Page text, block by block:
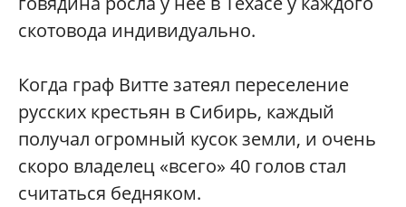
скотовода индивидуально.
Когда граф Витте затеял переселение
русских крестьян в Сибирь, каждый
получал огромный кусок земли, и очень
скоро владелец «всего» 40 голов стал
считаться бедняком.